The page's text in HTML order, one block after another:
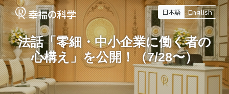
日本語 English
法話「零細・中小企業に働く者の
心構え」を公開！（7/28〜）